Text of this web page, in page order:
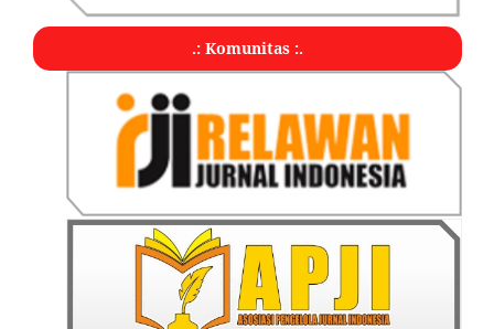
.: Komunitas :.